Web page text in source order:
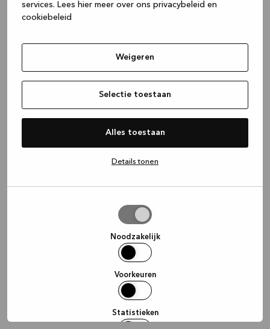
services. Lees hier meer over ons privacybeleid en
cookiebeleid
Weigeren
Selectie toestaan
Alles toestaan
Details tonen
Noodzakelijk
Voorkeuren
Statistieken
(see the browser console for more
information).